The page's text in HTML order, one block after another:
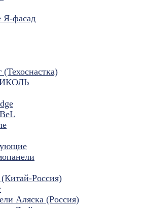
Я-фасад
(Техоснастка)
Россия)
Аляска (Россия)